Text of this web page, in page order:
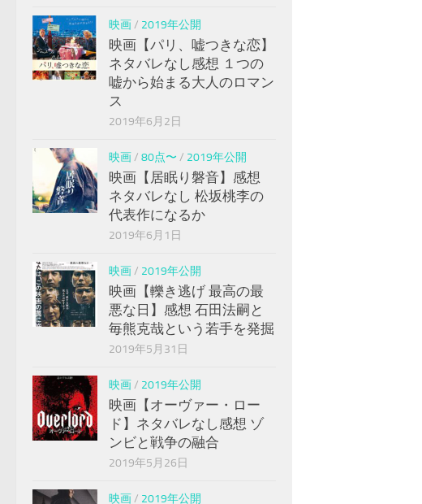
映画/ 2019年公開
映画【パリ、嘘つきな恋】
ネタバレなし感想 １つの
嘘から始まる大人のロマン
ス
2019年6月2日
映画/ 80点〜 / 2019年公開
映画【居眠り磐音】感想
ネタバレなし 松坂桃李の
代表作になるか
2019年6月1日
映画/ 2019年公開
映画【轢き逃げ 最高の最
悪な日】感想 石田法嗣と
毎熊克哉という若手を発掘
2019年5月31日
映画/ 2019年公開
映画【オーヴァー・ロー
ド】ネタバレなし感想 ゾ
ンビと戦争の融合
2019年5月26日
映画/ 2019年公開